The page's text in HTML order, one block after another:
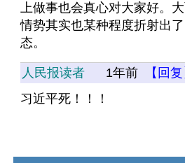
上做事也会真心对大家好。
情势其实也某种程度折射出
态。
人民报读者 1年前
【回复
习近平死！！！